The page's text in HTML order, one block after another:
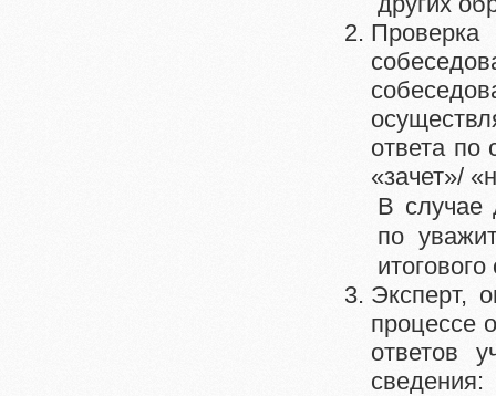
ответа по
«зачет»/
В случае
по
Эксперт,
процессе
ответов
сведения: